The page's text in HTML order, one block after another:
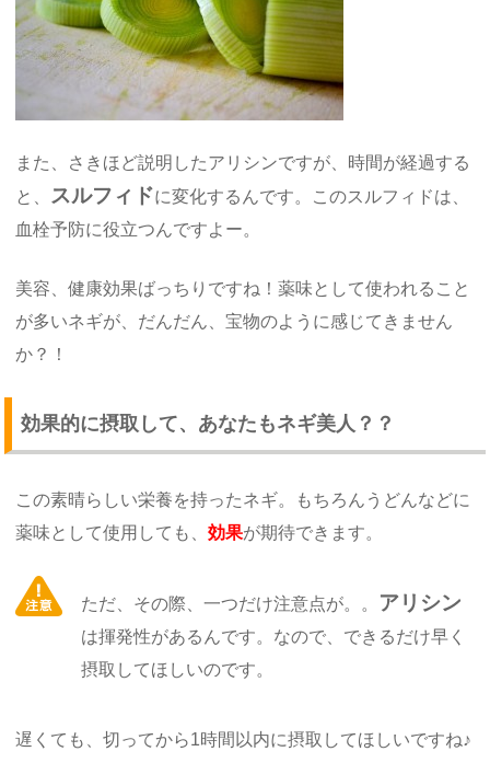
また、さきほど説明したアリシンですが、時間が経過する
と、 スルフィドに変化するんです。このスルフィドは、
血栓予防に役立つんですよー。
美容、健康効果ばっちりですね！薬味として使われること
が多いネギが、だんだん、宝物のように感じてきません
か？！
効果的に摂取して、あなたもネギ美人？？
この素晴らしい栄養を持ったネギ。もちろんうどんなどに
薬味として使用しても、効果が期待できます。
ただ、その際、一つだけ注意点が。。 アリシン
は揮発性があるんです。なので、できるだけ早く
摂取してほしいのです。
遅くても、切ってから1時間以内に摂取してほしいですね♪